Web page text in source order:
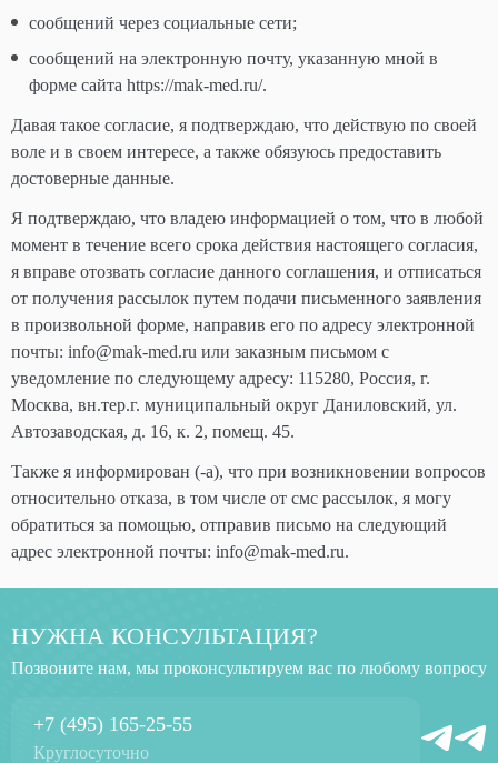
сообщений через социальные сети;
сообщений на электронную почту, указанную мной в
форме сайта https://mak-med.ru/.
Давая такое согласие, я подтверждаю, что действую по своей
воле и в своем интересе, а также обязуюсь предоставить
достоверные данные.
Я подтверждаю, что владею информацией о том, что в любой
момент в течение всего срока действия настоящего согласия,
я вправе отозвать согласие данного соглашения, и отписаться
от получения рассылок путем подачи письменного заявления
в произвольной форме, направив его по адресу электронной
почты: info@mak-med.ru или заказным письмом с
уведомление по следующему адресу: 115280, Россия, г.
Москва, вн.тер.г. муниципальный округ Даниловский, ул.
Автозаводская, д. 16, к. 2, помещ. 45.
Также я информирован (-а), что при возникновении вопросов
относительно отказа, в том числе от смс рассылок, я могу
обратиться за помощью, отправив письмо на следующий
адрес электронной почты: info@mak-med.ru.
НУЖНА КОНСУЛЬТАЦИЯ?
Позвоните нам, мы проконсультируем вас по любому вопросу
Круглосуточно
+7 (495) 165-25-55